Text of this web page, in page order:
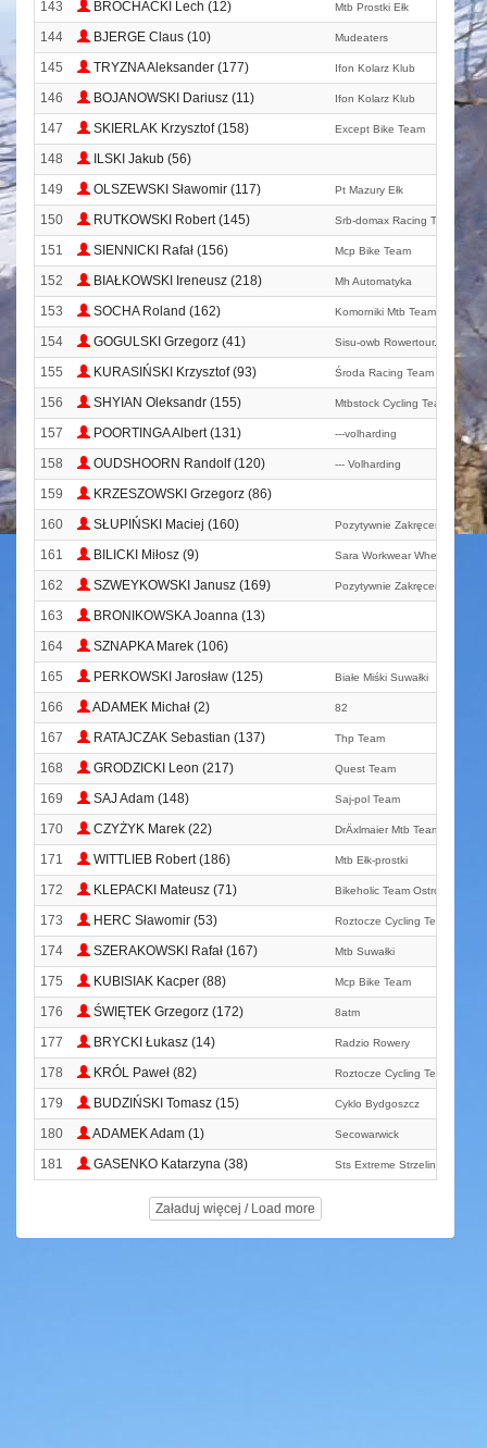
143 BROCHACKI Lech (12) Mtb Prostki Ełk
144 BJERGE Claus (10) Mudeaters
145 TRYZNA Aleksander (177) Ifon Kolarz Klub
146 BOJANOWSKI Dariusz (11) Ifon Kolarz Klub
147 SKIERLAK Krzysztof (158) Except Bike Team
148
ILSKI Jakub (56)
149
OLSZEWSKI Sławomir (117) Pt Mazury Ełk
150 RUTKOWSKI Robert (145) Srb-domax Racing Team
151 SIENNICKI Rafał (156) Mcp Bike Team
152 BIAŁKOWSKI Ireneusz (218) Mh Automatyka
153 SOCHA Roland (162) Komorniki Mtb Team
154 GOGULSKI Grzegorz (41) Sisu-owb Rowertour. Com
155 KURASIŃSKI Krzysztof (93) Środa Racing Team
156 SHYIAN Oleksandr (155) Mtbstock Cycling Team
157 POORTINGA Albert (131) ---volharding
158 OUDSHOORN Randolf (120) --- Volharding
159
KRZESZOWSKI Grzegorz (86)
160
SŁUPIŃSKI Maciej (160) Pozytywnie Zakręceni
161 BILICKI Miłosz (9) Sara Workwear Wheel
162 SZWEYKOWSKI Janusz (169) Pozytywnie Zakręceni
163
BRONIKOWSKA Joanna (13)
164
SZNAPKA Marek (106)
165
PERKOWSKI Jarosław (125) Białe Miśki Suwałki
166 ADAMEK Michał (2) 82
167 RATAJCZAK Sebastian (137) Thp Team
168 GRODZICKI Leon (217) Quest Team
169 SAJ Adam (148) Saj-pol Team
170 CZYŻYK Marek (22) DrÄxlmaier Mtb Team
171 WITTLIEB Robert (186) Mtb Ełk-prostki
172 KLEPACKI Mateusz (71) Bikeholic Team Ostrów
173 HERC Sławomir (53) Roztocze Cycling Team
174 SZERAKOWSKI Rafał (167) Mtb Suwałki
175 KUBISIAK Kacper (88) Mcp Bike Team
176 ŚWIĘTEK Grzegorz (172) 8atm
177 BRYCKI Łukasz (14) Radzio Rowery
178 KRÓL Paweł (82) Roztocze Cycling Team
179 BUDZIŃSKI Tomasz (15) Cyklo Bydgoszcz
180 ADAMEK Adam (1) Secowarwick
181 GASENKO Katarzyna (38) Sts Extreme Strzelin